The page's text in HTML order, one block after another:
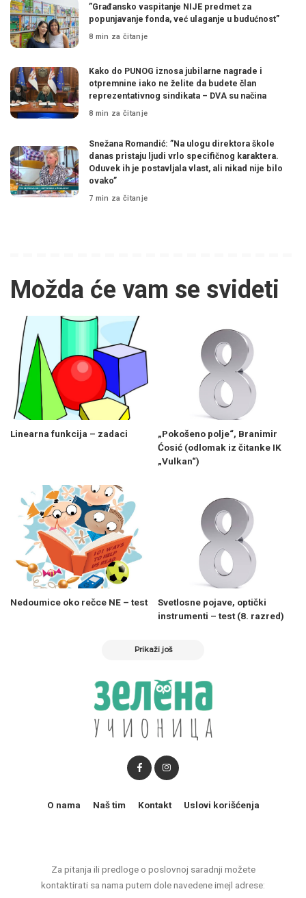
”Građansko vaspitanje NIJE predmet za
popunjavanje fonda, već ulaganje u budućnost”
8 min za čitanje
Kako do PUNOG iznosa jubilarne nagrade i
otpremnine iako ne želite da budete član
reprezentativnog sindikata – DVA su načina
8 min za čitanje
Snežana Romandić: ”Na ulogu direktora škole
danas pristaju ljudi vrlo specifičnog karaktera.
Oduvek ih je postavljala vlast, ali nikad nije bilo
ovako”
7 min za čitanje
Možda će vam se svideti
Linearna funkcija – zadaci
„Pokošeno polje“, Branimir
Ćosić (odlomak iz čitanke IK
„Vulkan“)
Nedoumice oko rečce NE – test
Svetlosne pojave, optički
instrumenti – test (8. razred)
Prikaži još
Za pitanja ili predloge o poslovnoj saradnji možete
kontaktirati sa nama putem dole navedene imejl adrese:
O nama Naš tim Kontakt Uslovi korišćenja